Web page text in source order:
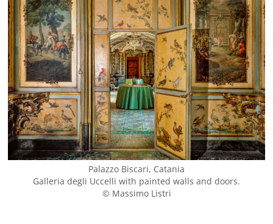
Palazzo Biscari, Catania
Galleria degli Uccelli with painted walls and doors.
© Massimo Listri